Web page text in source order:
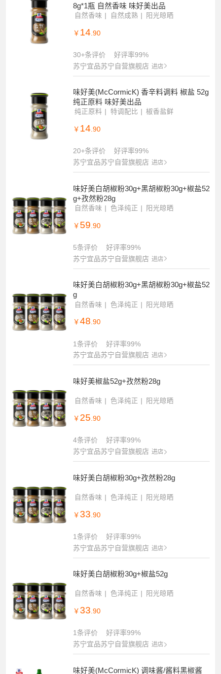
8g*1瓶 自然香味 味好美出品
自然香味 自然成熟 阳光晾晒
￥ 14 .90
30+条评价
好评率99%
苏宁宜品苏宁自营旗舰店 进店
味好美(McCormicK) 香辛料调料 椒盐 52g
纯正原料 味好美出品
纯正原料 特调配比 椒香盐鲜
￥ 14.90
20+条评价
好评率99%
苏宁宜品苏宁自营旗舰店 进店
味好美白胡椒粉30g+黑胡椒粉30g+椒盐52
g+孜然粉28g
自然香味 色泽纯正 阳光晾晒
￥ 59 .90
5条评价
好评率99%
苏宁宜品苏宁自营旗舰店 进店
味好美白胡椒粉30g+黑胡椒粉30g+椒盐52
g
自然香味 色泽纯正 阳光晾晒
￥ 48.90
1条评价
好评率99%
苏宁宜品苏宁自营旗舰店 进店
味好美椒盐52g+孜然粉28g
自然香味 色泽纯正 阳光晾晒
￥ 25.90
4条评价
好评率99%
苏宁宜品苏宁自营旗舰店 进店
味好美白胡椒粉30g+孜然粉28g
自然香味 色泽纯正 阳光晾晒
￥ 33 .90
1条评价
好评率99%
苏宁宜品苏宁自营旗舰店 进店
味好美白胡椒粉30g+椒盐52g
自然香味 色泽纯正 阳光晾晒
￥ 33.90
1条评价
好评率99%
苏宁宜品苏宁自营旗舰店 进店
味好美(McCormicK) 调味酱/酱料黑椒酱